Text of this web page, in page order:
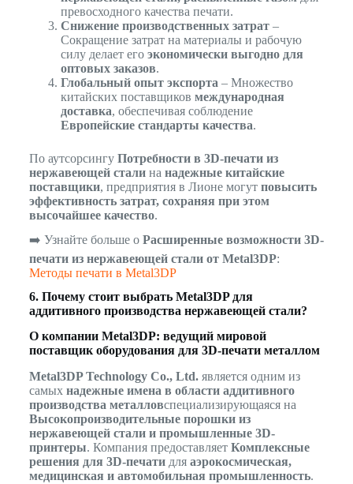
превосходного качества печати.
Снижение производственных затрат–
Сокращение затрат на материалы и рабочую
силу делает его экономически выгодно для
оптовых заказов.
Глобальный опыт экспорта – Множество
китайских поставщиков международная
доставка, обеспечивая соблюдение
Европейские стандарты качества.
По аутсорсингу Потребности в 3D-печати из
нержавеющей сталина надежные китайские
поставщики, предприятия в Лионе могут повысить
эффективность затрат, сохраняя при этом
высочайшее качество.
➡️ Узнайте больше о Расширенные возможности 3D-
печати из нержавеющей стали от Metal3DP:
Методы печати в Metal3DP
6. Почему стоит выбрать Metal3DP для
аддитивного производства нержавеющей стали?
О компании Metal3DP: ведущий мировой
поставщик оборудования для 3D-печати металлом
Metal3DP Technology Co., Ltd.является одним из
самых надежные имена в области аддитивного
производства металловспециализирующаяся на
Высокопроизводительные порошки из
нержавеющей стали и промышленные 3D-
принтеры. Компания предоставляет Комплексные
решения для 3D-печатидля аэрокосмическая,
медицинская и автомобильная промышленность.